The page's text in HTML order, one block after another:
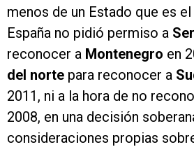
menos de un Estado que es
España no pidió permiso a
reconocer a Montenegro en
del norte para reconocer a
2011, ni a la hora de no
2008, en una decisión
consideraciones propias